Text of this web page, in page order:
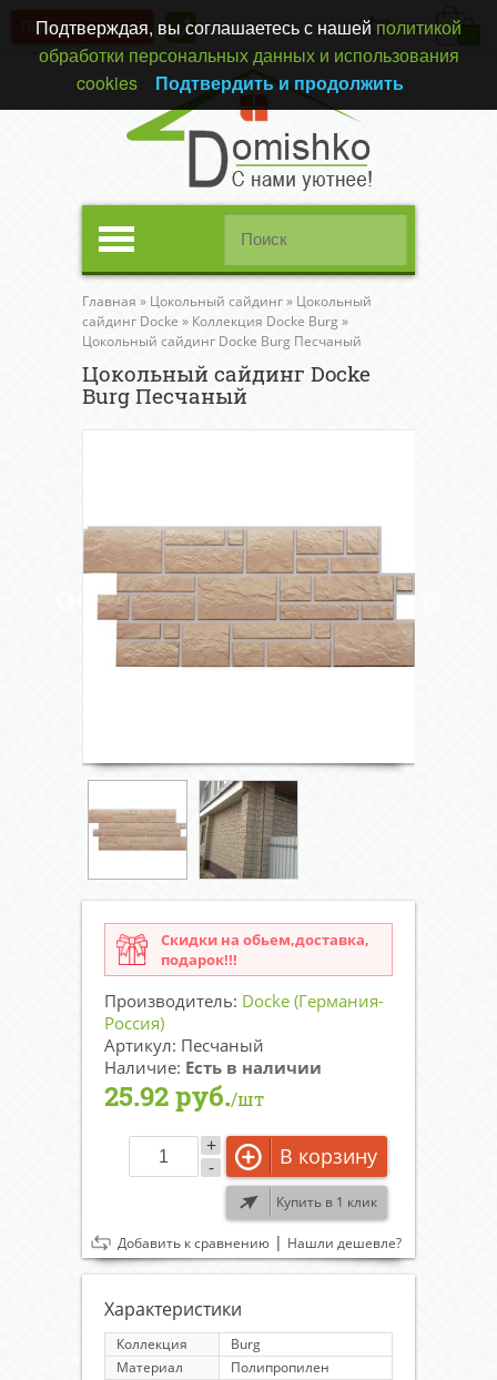
(0)
Перезвонить вам?
Главная » Цокольный сайдинг» Цокольный
сайдинг Docke » Коллекция Docke Burg »
Цокольный сайдинг Docke Burg Песчаный
Цокольный сайдинг Docke
Burg Песчаный
Скидки на обьем,доставка,
подарок!!!
Производитель: Docke (Германия-
Россия)
Артикул: Песчаный
Наличие: Есть в наличии
25.92 руб./шт
-
+ В корзину
Купить в 1 клик
Добавить к сравнению | Нашли дешевле?
Характеристики
Коллекция
Burg
Материал
Полипропилен
Подтверждая, вы соглашаетесь с нашей политикой
обработки персональных данных и использования
cookies
Подтвердить и продолжить